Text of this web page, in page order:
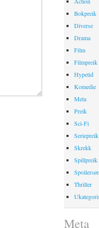
Bokpreik
Diverse
Drama
Film
Filmpreik
Hypetid
Komedie
Meta
Preik
Sci-Fi
Seriepreik
Skrekk
Spillpreik
Thriller
Meta